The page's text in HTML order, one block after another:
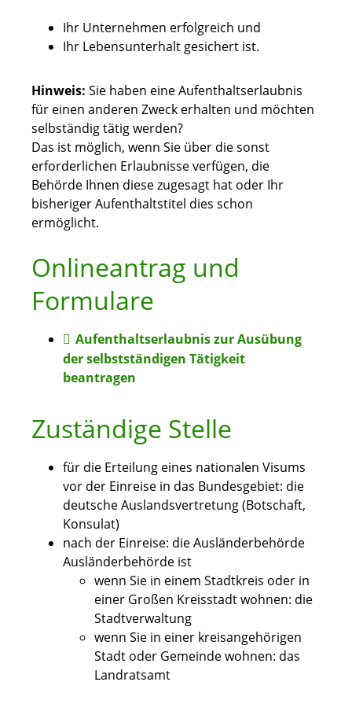
Ihr Unternehmen erfolgreich und
Ihr Lebensunterhalt gesichert ist.
Hinweis: Sie haben eine Aufenthaltserlaubnis
für einen anderen Zweck erhalten und möchten
selbständig tätig werden?
Das ist möglich, wenn Sie über die sonst
erforderlichen Erlaubnisse verfügen, die
Behörde Ihnen diese zugesagt hat oder Ihr
bisheriger Aufenthaltstitel dies schon
ermöglicht.
Onlineantrag und
Formulare
Aufenthaltserlaubnis zur Ausübung
der selbstständigen Tätigkeit
beantragen
Zuständige Stelle
für die Erteilung eines nationalen Visums
vor der Einreise in das Bundesgebiet: die
deutsche Auslandsvertretung (Botschaft,
Konsulat)
nach der Einreise: die Ausländerbehörde
Ausländerbehörde ist
wenn Sie in einem Stadtkreis oder in
einer Großen Kreisstadt wohnen: die
Stadtverwaltung
wenn Sie in einer kreisangehörigen
Stadt oder Gemeinde wohnen: das
Landratsamt